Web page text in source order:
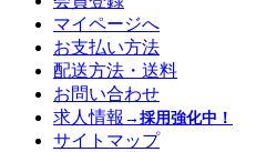
マイページへ
お支払い方法
配送方法・送料
お問い合わせ
求人情報 →採用強化中！
サイトマップ